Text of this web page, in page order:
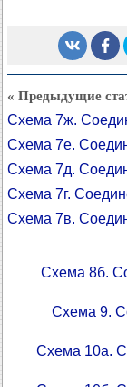
« Предыдущие
Схема 7ж.
Схема 7е.
Схема 7д.
Схема 7г.
Схема 7в.
Схема 8б.
Схема 9.
Схема 10а.